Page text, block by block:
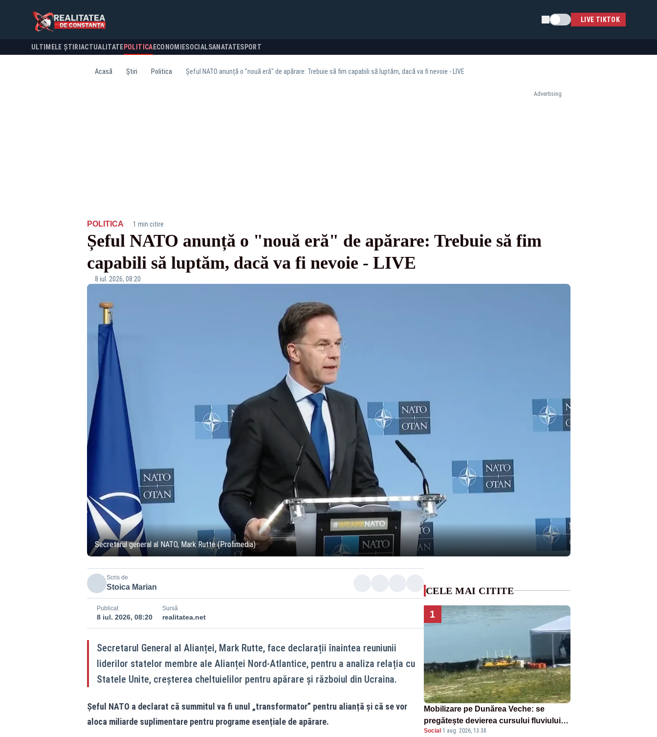
Schimba temaLIVE TIKTOK
ULTIMELE ȘTIRI ACTUALITATE POLITICA ECONOMIESOCIALSANATATESPORT
Acasă Știri Politica Șeful NATO anunță o "nouă eră" de apărare: Trebuie să fim capabili să luptăm, dacă va fi nevoie - LIVE
Advertising
POLITICA· 1 min citire
Șeful NATO anunță o "nouă eră" de apărare: Trebuie să fim
capabili să luptăm, dacă va fi nevoie - LIVE
8 iul. 2026, 08:20
Secretarul general al NATO, Mark Rutte (Profimedia)
Scris de
Stoica Marian
Publicat
8 iul. 2026, 08:20
Sursă
realitatea.net
Secretarul General al Alianței, Mark Rutte, face declarații înaintea reuniunii
liderilor statelor membre ale Alianței Nord-Atlantice, pentru a analiza relația cu
Statele Unite, creșterea cheltuielilor pentru apărare și războiul din Ucraina.
Șeful NATO a declarat că summitul va fi unul „transformator” pentru alianță și că se vor
aloca miliarde suplimentare pentru programe esențiale de apărare.
CELE MAI CITITE
1
Mobilizare pe Dunărea Veche: se
pregătește devierea cursului fluviului
către Cernavodă – VIDEO
Social·1 aug. 2026, 13:38